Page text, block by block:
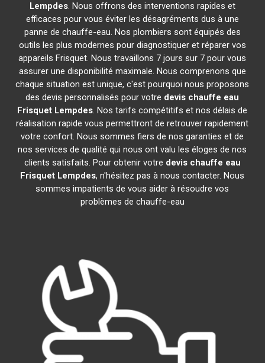
Lempdes. Nous offrons des interventions rapides et
efficaces pour vous éviter les désagréments dus à une
panne de chauffe-eau. Nos plombiers sont équipés des
outils les plus modernes pour diagnostiquer et réparer vos
appareils Frisquet. Nous travaillons 7 jours sur 7 pour vous
assurer une disponibilité maximale. Nous comprenons que
chaque situation est unique, c'est pourquoi nous proposons
des devis personnalisés pour votre devis chauffe eau
Frisquet Lempdes. Nos tarifs compétitifs et nos délais de
réalisation rapide vous permettront de retrouver rapidement
votre confort. Nous sommes fiers de nos garanties et de
nos services de qualité qui nous ont valu les éloges de nos
clients satisfaits. Pour obtenir votre devis chauffe eau
Frisquet Lempdes, n'hésitez pas à nous contacter. Nous
sommes impatients de vous aider à résoudre vos
problèmes de chauffe-eau